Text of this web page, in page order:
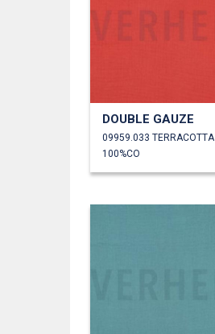
DOUBLE GAUZE
09959.033 TERRACOTTA
100%CO